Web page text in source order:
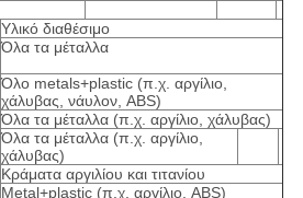
Υλικό διαθέσιμο
Όλα τα μέταλλα
Όλο metals+plastic (π.χ. αργίλιο,
χάλυβας, νάυλον, ABS)
Όλα τα μέταλλα (π.χ. αργίλιο, χάλυβας)
Όλα τα μέταλλα (π.χ. αργίλιο,
χάλυβας)
Κράματα αργιλίου και τιτανίου
Metal+plastic (π.χ. αργίλιο, ABS)